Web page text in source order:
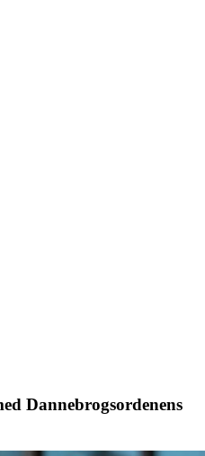
Dannebrogsordenens